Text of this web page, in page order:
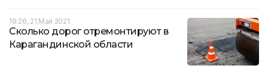
19:26, 21 Мая 2021
Сколько дорог отремонтируют в
Карагандинской области